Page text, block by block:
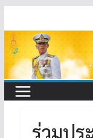
to
content
ร่วมปร